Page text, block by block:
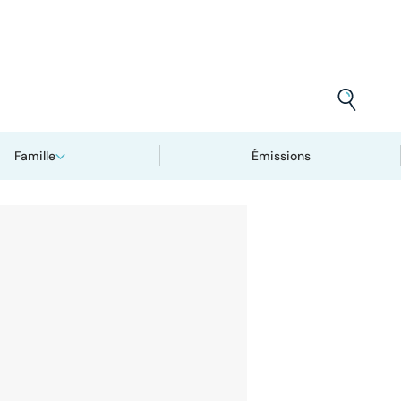
Famille Émissions